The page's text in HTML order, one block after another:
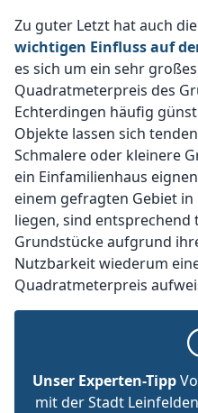
Zu guter Letzt hat auch die
wichtigen Einfluss auf
es sich um ein sehr
Quadratmeterpreis des
Echterdingen häufig
Objekte lassen sich
Schmalere oder kleinere
ein Einfamilienhaus
einem gefragten Gebiet
liegen, sind
Grundstücke aufgrund
Nutzbarkeit wiederum
Quadratmeterpreis
Unser Experten-Tipp
mit der Stadt